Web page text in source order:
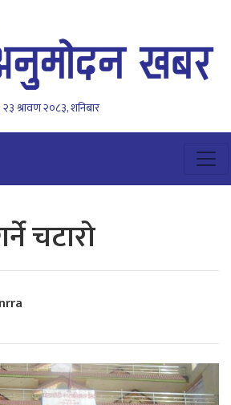
२३ श्रावण २०८३, शनिबार
चटारो